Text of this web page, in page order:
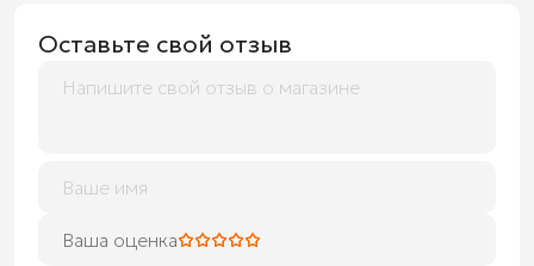
Оставьте свой отзыв
Ваша оценка